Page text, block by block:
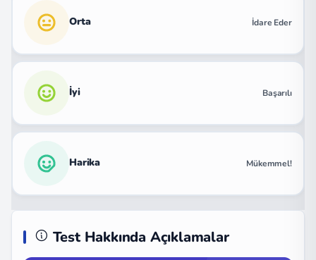
Orta İdare Eder
İyi Başarılı
Harika Mükemmel!
Test Hakkında Açıklamalar